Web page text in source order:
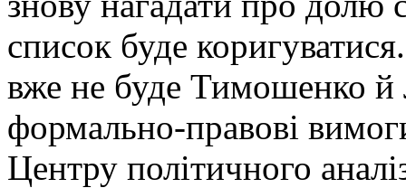
список буде
вже не буде Тимошенко й
формально-правові
Центру політичного